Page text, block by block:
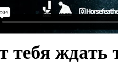
тебя ждать